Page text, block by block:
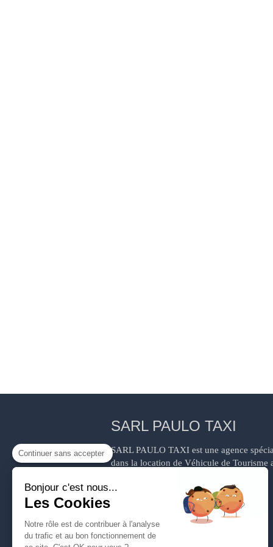
SARL PAULO TAXI
SARL PAULO TAXI est une agence
dans la location de Véhicule de Tourisme
MEILHAC.
Continuer sans accepter
Bonjour c'est nous...
Les Cookies
Notre rôle est de contribuer à l'analyse
du trafic et au bon fonctionnement de